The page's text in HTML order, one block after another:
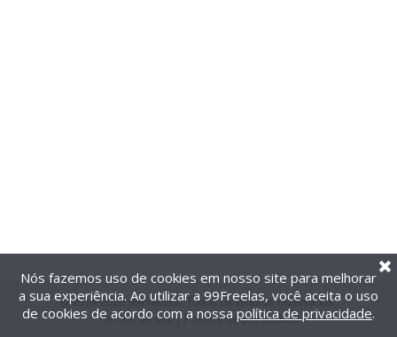
@2014-2026 99Freelas. Todos os direitos reservados.
Termos de uso| Política de privacidade
Nós fazemos uso de cookies em nosso site para melhorar
a sua experiência. Ao utilizar a 99Freelas, você aceita o uso
de cookies de acordo com a nossa política de privacidade.